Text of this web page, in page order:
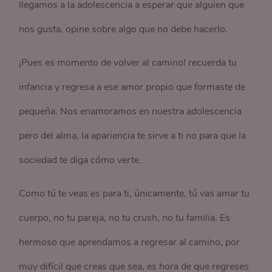
llegamos a la adolescencia a esperar que alguien que
nos gusta, opine sobre algo que no debe hacerlo.
¡Pues es momento de volver al camino! recuerda tu
infancia y regresa a ese amor propio que formaste de
pequeña. Nos enamoramos en nuestra adolescencia
pero del alma, la apariencia te sirve a ti no para que la
sociedad te diga cómo verte.
Como tú te veas es para ti, únicamente, tú vas amar tu
cuerpo, no tu pareja, no tu crush, no tu familia. Es
hermoso que aprendamos a regresar al camino, por
muy difícil que creas que sea, es hora de que regreses